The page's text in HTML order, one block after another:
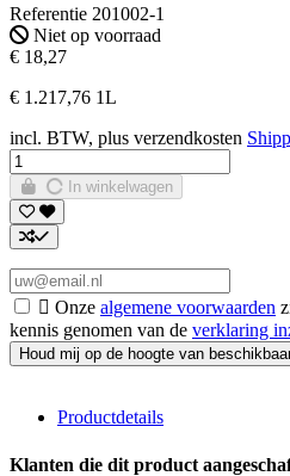
Referentie 201002-1
Niet op voorraad
€ 18,27
€ 1.217,76 1L
incl. BTW, plus verzendkosten
In winkelwagen
 Onze algemene voorwaarden
kennis genomen van de verklaring
Productdetails
Klanten die dit product